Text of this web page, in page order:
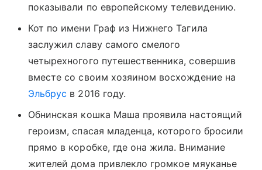
показывали по европейскому телевидению.
Кот по имени Граф из Нижнего Тагила
заслужил славу самого смелого
четырехногого путешественника, совершив
вместе со своим хозяином восхождение на
Эльбрус в 2016 году.
Обнинская кошка Маша проявила настоящий
героизм, спасая младенца, которого бросили
прямо в коробке, где она жила. Внимание
жителей дома привлекло громкое мяуканье